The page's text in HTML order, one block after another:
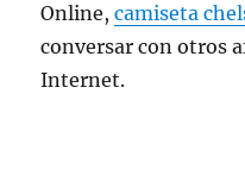
Online,camiseta
conversar con otros
Internet.